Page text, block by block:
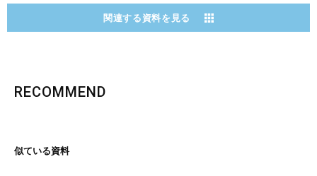
関連する資料を見る
RECOMMEND
似ている資料